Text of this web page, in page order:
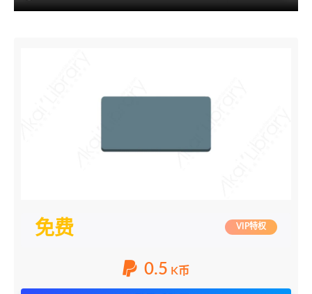
免费 VIP特权
0.5 K币